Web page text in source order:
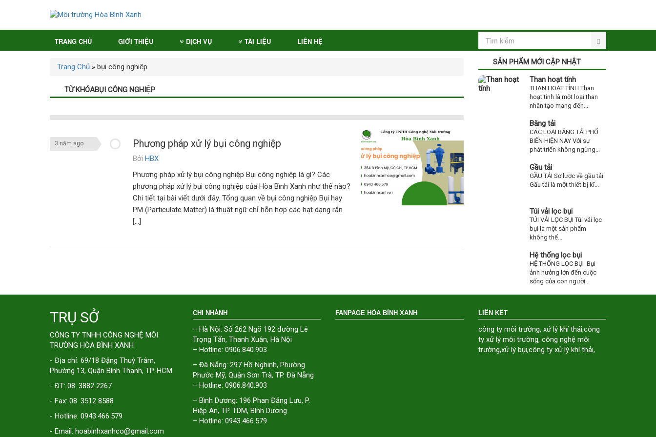
TRANG CHỦ GIỚI THIỆU DỊCH VỤ TÀI LIỆU LIÊN HỆ
Trang Chủ » bụi công nghiệp
TỪ KHÓABỤI CÔNG NGHIỆP
Phương pháp xử lý bụi công nghiệp
3 năm ago
Bởi HBX
Phương pháp xử lý bụi công nghiệp Bụi công nghiệp là gì? Các
phương pháp xử lý bụi công nghiệp của Hòa Bình Xanh như thế nào?
Chi tiết tại bài viết dưới đây. Tổng quan về bụi công nghiệp Bụi hay
PM (Particulate Matter) là thuật ngữ chỉ hỗn hợp các hạt dạng rắn
[…]
SẢN PHẨM MỚI CẬP NHẬT
Than hoạt tính
THAN HOẠT TÍNH Than
hoạt tính là một loại than
nhân tạo mang đến...
Băng tải
CÁC LOẠI BĂNG TẢI PHỔ
BIẾN HIỆN NAY Với sự
phát triển không ngừng...
Gầu tải
GẦU TẢI Sơ lược về gầu tải
Gầu tải là một thiết bị kĩ...
Túi vải lọc bụi
TÚI VẢI LỌC BỤI Túi vải lọc
bụi là một sản phẩm
không thể...
Hệ thống lọc bụi
HỆ THỐNG LỌC BỤI Bụi
ảnh hưởng lớn đến cuộc
sống của con người...
TRỤ SỞ
CÔNG TY TNHH CÔNG NGHỆ MÔI
TRƯỜNG HÒA BÌNH XANH
- Địa chỉ: 69/18 Đặng Thuỳ Trâm,
Phường 13, Quận Bình Thạnh, TP. HCM
- ĐT: 08. 3882 2267
- Fax: 08. 3512 8588
- Hotline: 0943.466.579
- Email: hoabinhxanhco@gmail.com
CHI NHÁNH
– Hà Nội: Số 262 Ngõ 192 đường Lê
Trọng Tấn, Thanh Xuân, Hà Nội
– Hotline: 0906.840.903
– Đà Nẵng: 297 Hồ Nghinh, Phường
Phước Mỹ, Quận Sơn Trà, TP. Đà Nẵng
– Hotline: 0906.840.903
– Bình Dương: 196 Phan Đăng Lưu, P.
Hiệp An, TP. TDM, Bình Dương
– Hotline: 0943.466.579
FANPAGE HÒA BÌNH XANH LIÊN KẾT
công ty môi trường, xử lý khí thải,công
ty xử lý môi trường, công nghệ môi
trường,xử lý bụi,công ty xử lý khí thải,